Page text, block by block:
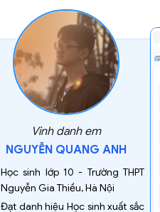
NGUYỄN QUANG ANH
Vinh danh em
Học sinh lớp 10 - Trường THPT
Nguyễn Gia Thiều, Hà Nội
Đạt danh hiệu Học sinh xuất sắc